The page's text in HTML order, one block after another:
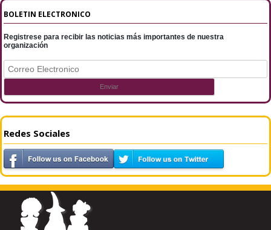
BOLETIN ELECTRONICO
Registrese para recibir las noticias más importantes de nuestra
organización
Redes Sociales